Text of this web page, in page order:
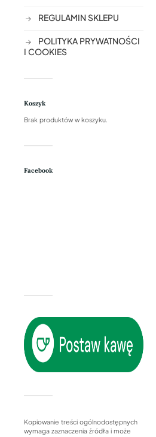
REGULAMIN SKLEPU
POLITYKA PRYWATNOŚCI
I COOKIES
Koszyk
Brak produktów w koszyku.
Facebook
Kopiowanie treści ogólnodostępnych
wymaga zaznaczenia źródła i może